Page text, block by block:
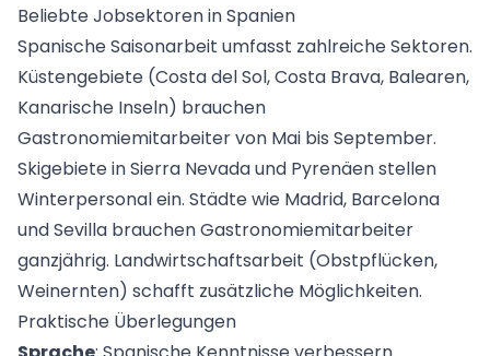
Beliebte Jobsektoren in Spanien
Spanische Saisonarbeit umfasst zahlreiche Sektoren.
Küstengebiete (Costa del Sol, Costa Brava, Balearen,
Kanarische Inseln) brauchen
Gastronomiemitarbeiter von Mai bis September.
Skigebiete in Sierra Nevada und Pyrenäen stellen
Winterpersonal ein. Städte wie Madrid, Barcelona
und Sevilla brauchenGastronomiemitarbeiter
ganzjährig. Landwirtschaftsarbeit (Obstpflücken,
Weinernten) schafft zusätzliche Möglichkeiten.
Praktische Überlegungen